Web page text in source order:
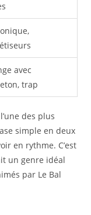
avec
trap
des plus
simple en deux
en rythme. C’est
un genre idéal
par Le Bal